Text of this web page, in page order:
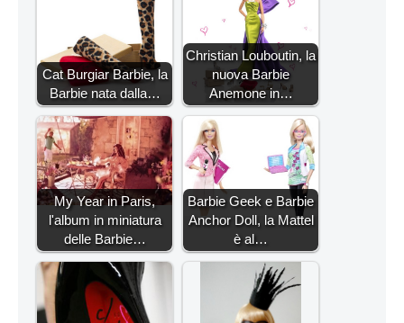
Cat Burgiar Barbie, la
Barbie nata dalla…
Christian Louboutin, la
nuova Barbie
Anemone in…
My Year in Paris,
l'album in miniatura
delle Barbie…
Barbie Geek e Barbie
Anchor Doll, la Mattel
è al…